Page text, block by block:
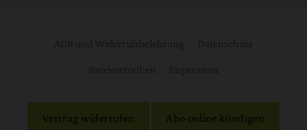
Vertrag widerrufen Abo online kündigen